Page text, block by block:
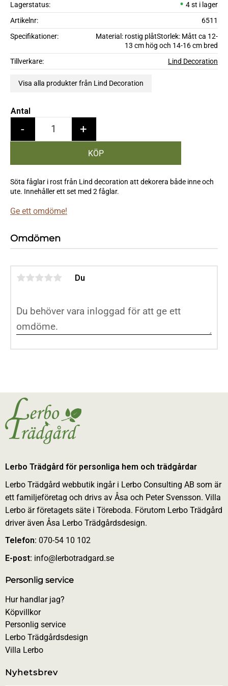
Antal
+
-
Söta fåglar i rost från Lind decoration att dekorera både inne och
ute. Innehåller ett set med 2 fåglar.
Lagerstatus
4 st i lager
Artikelnr
6511
Specifikationer
Material: rostig plåtStorlek: Mått ca 12-
13 cm hög och 14-16 cm bred
Tillverkare
Lind Decoration
Visa alla produkter från Lind Decoration
Ge ett omdöme!
Omdömen
Du
Lerbo Trädgård för personliga hem och trädgårdar
Lerbo Trädgård webbutik ingår i Lerbo Consulting AB som är
ett familjeföretag och drivs av Åsa och Peter Svensson. Villa
Lerbo är företagets säte i Töreboda. Förutom Lerbo Trädgård
driver även Åsa Lerbo Trädgårdsdesign.
Telefon: 070-54 10 102
E-post: info@lerbotradgard.se
Personlig service
Hur handlar jag?
Köpvillkor
Personlig service
Lerbo Trädgårdsdesign
Villa Lerbo
Nyhetsbrev